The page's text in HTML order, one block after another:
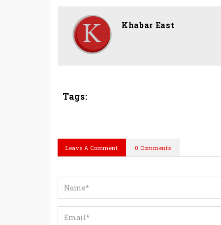
Khabar East
Tags:
Leave A Comment 0 Comments